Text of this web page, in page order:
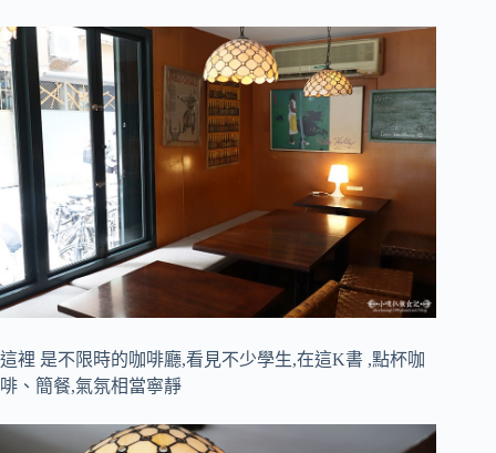
這裡 是不限時的咖啡廳,看見不少學生,在這K書 ,點杯咖
啡、簡餐,氣氛相當寧靜